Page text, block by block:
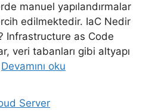
manuel yapılandırmalar
edilmektedir. IaC Nedir
Infrastructure as Code
veri tabanları gibi altyapı
Devamını oku
Server